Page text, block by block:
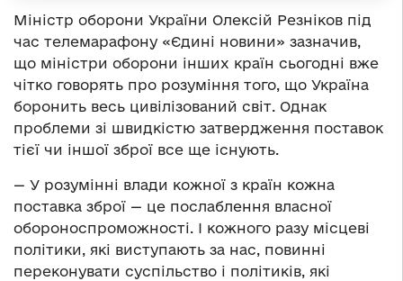
Міністр оборони України Олексій Резніков під
час телемарафону «Єдині новини» зазначив,
що міністри оборони інших країн сьогодні вже
чітко говорять про розуміння того, що Україна
боронить весь цивілізований світ. Однак
проблеми зі швидкістю затвердження поставок
тієї чи іншої зброї все ще існують.
— У розумінні влади кожної з країн кожна
поставка зброї — це послаблення власної
обороноспроможності. І кожного разу місцеві
політики, які виступають за нас, повинні
переконувати суспільство і політиків, які